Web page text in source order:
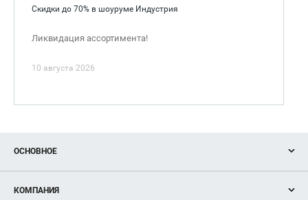
Скидки до 70% в шоуруме Индустрия
Ликвидация ассортимента!
10 августа 2026
ОСНОВНОЕ
Новости
КОМПАНИЯ